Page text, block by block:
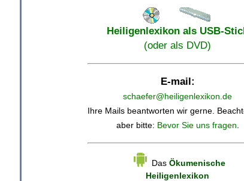
Heiligenlexikon als USB-
(oder als DVD)
E-mail:
schaefer@heiligenlexikon.de
Ihre Mails beantworten wir gerne.
aber bitte: Bevor Sie uns fragen.
Das Ökumenische
Heiligenlexikon